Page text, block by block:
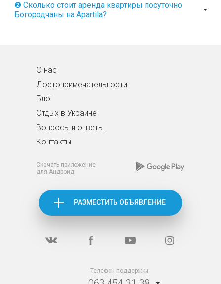
❷ Сколько стоит аренда квартиры посуточно
Богородчаны на Apartila?
О нас
Достопримечательности
Блог
Отдых в Украине
Вопросы и ответы
Контакты
Скачать приложение
для Андроид
РАЗМЕСТИТЬ ОБЪЯВЛЕНИЕ
Телефон поддержки